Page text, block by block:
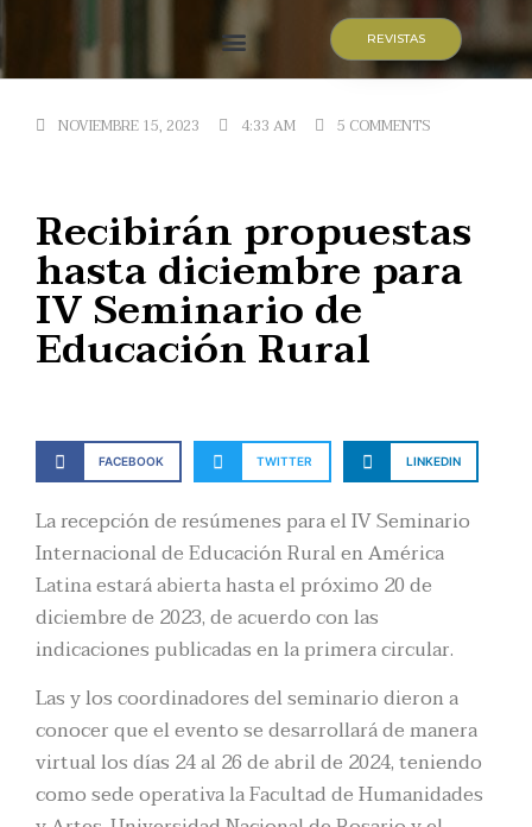
REVISTAS
NOVIEMBRE 15, 2023 4:33 AM 5 COMMENTS
Recibirán propuestas
hasta diciembre para
IV Seminario de
Educación Rural
FACEBOOK TWITTER LINKEDIN
La recepción de resúmenes para el IV Seminario
Internacional de Educación Rural en América
Latina estará abierta hasta el próximo 20 de
diciembre de 2023, de acuerdo con las
indicaciones publicadas en la primera circular.
Las y los coordinadores del seminario dieron a
conocer que el evento se desarrollará de manera
virtual los días 24 al 26 de abril de 2024, teniendo
como sede operativa la Facultad de Humanidades